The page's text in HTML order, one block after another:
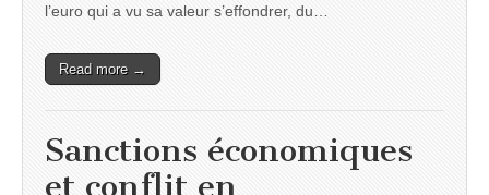
l’euro qui a vu sa valeur s’effondrer, du…
Read more →
Sanctions économiques
et conflit en